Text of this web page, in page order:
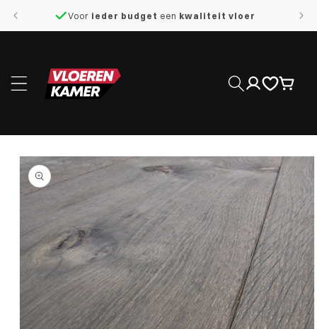
naar de
Voor ieder budget een kwaliteit vloer
Inloggen
direct naar